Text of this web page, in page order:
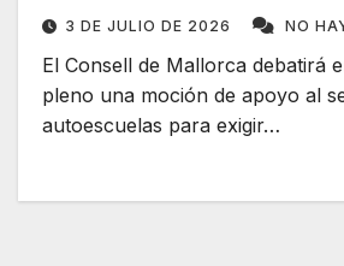
3 DE JULIO DE 2026 NO
El Consell de Mallorca debatirá
pleno una moción de apoyo al
autoescuelas para exigir…